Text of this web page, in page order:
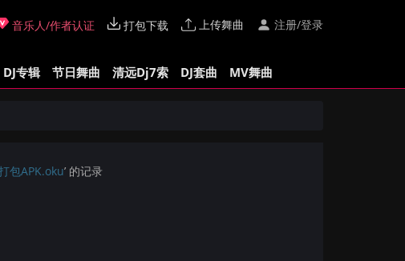
音乐人/作者认证 打包下载 上传舞曲 注册/登录
DJ专辑 节日舞曲 清远Dj7索 DJ套曲 MV舞曲
包APK.oku’ 的记录